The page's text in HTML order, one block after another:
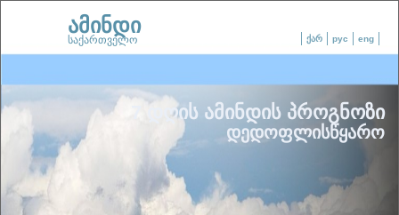
ქარ рус eng
ამინდი
საქართველო
7 დღის ამინდის პროგნოზი
დედოფლისწყარო